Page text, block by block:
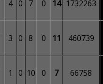
4 0 7 0 14 1732263
3 0 8 0 11 460739
1 0 10 0 7 66758